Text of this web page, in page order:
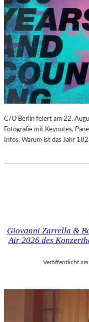
C/O Berlin feiert am 22.
Fotografie mit Keynotes,
Infos. Warum ist das Jahr
Giovanni Zarrella &
Air 2026 des
Veröffentlicht